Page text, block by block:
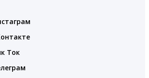
Ток